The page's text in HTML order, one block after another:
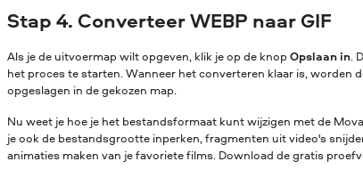
Stap 4. Converteer WEBP naar GIF
Als je de uitvoermap wilt opgeven, klik je op de knopOpslaan in.
het proces te starten. Wanneer het converteren klaar is, worden
opgeslagen in de gekozen map.
Nu weet je hoe je het bestandsformaat kunt wijzigen met de
je ook de bestandsgrootte inperken, fragmenten uit video's
animaties maken van je favoriete films. Download de gratis